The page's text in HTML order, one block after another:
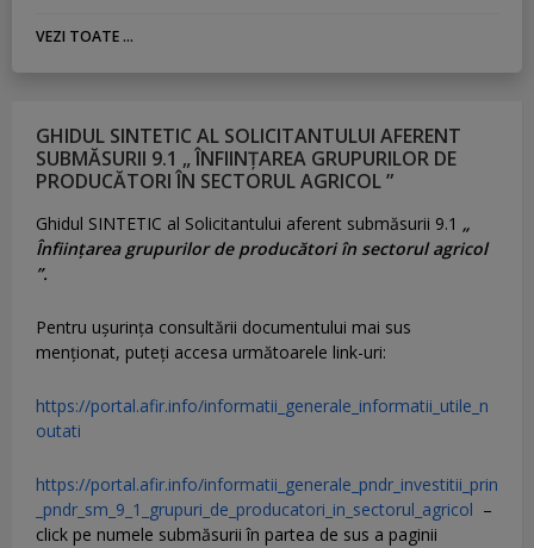
VEZI TOATE ...
GHIDUL SINTETIC AL SOLICITANTULUI AFERENT
SUBMĂSURII 9.1 „ ÎNFIINȚAREA GRUPURILOR DE
PRODUCĂTORI ÎN SECTORUL AGRICOL ”
Ghidul SINTETIC al Solicitantului aferent submăsurii 9.1 „
Înființarea grupurilor de producători în sectorul agricol
”.
Pentru uşurinţa consultării documentului mai sus
menţionat, puteţi accesa următoarele link-uri:
https://portal.afir.info/informatii_generale_informatii_utile_n
outati
https://portal.afir.info/informatii_generale_pndr_investitii_prin
_pndr_sm_9_1_grupuri_de_producatori_in_sectorul_agricol –
click pe numele submăsurii în partea de sus a paginii